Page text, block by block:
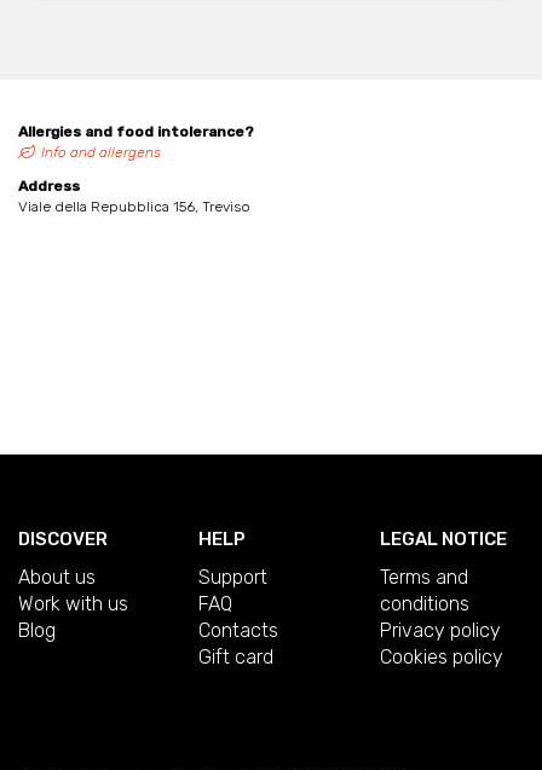
Allergies and food intolerance?
Info and allergens
Address
Viale della Repubblica 156, Treviso
DISCOVER
About us
Work with us
Blog
HELP
Support
FAQ
Contacts
Gift card
LEGAL NOTICE
Terms and
conditions
Privacy policy
Cookies policy